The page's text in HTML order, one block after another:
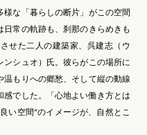
様な「暮らしの断片」がこの空間
常の軌跡も、刹那のきらめきも
せた二人の建築家、呉建志（ウ
シュオ）氏。彼らがこの場所に
もりへの郷愁、そして縦の動線
でした。「心地よい働き方とは
い空間”のイメージが、自然とこ